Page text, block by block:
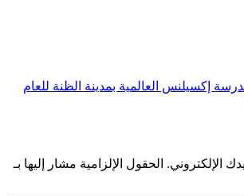
إكسيلنس العالمية بمدينة الظنة للعام
الإلكتروني. الحقول الإلزامية مشار إليها بـ